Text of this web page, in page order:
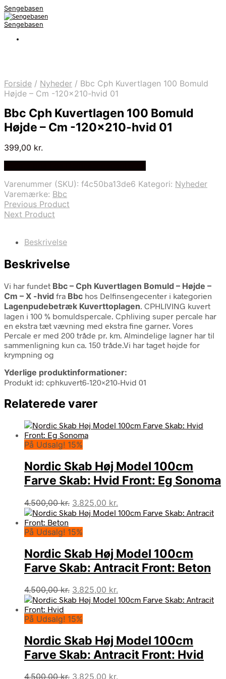
Sengebasen
Sengebasen
Forside / Nyheder / Bbc Cph Kuvertlagen 100 Bomuld
Højde – Cm -120×210-hvid 01
Bbc Cph Kuvertlagen 100 Bomuld
Højde – Cm -120×210-hvid 01
399,00 kr.
Varenummer (SKU): f4c50ba13de6 Kategori: Nyheder
Varemærke: Bbc
Previous Product
Next Product
Beskrivelse
Beskrivelse
Vi har fundet Bbc – Cph Kuvertlagen Bomuld – Højde –
Cm – X -hvid fra Bbc hos Delfinsengecenter i kategorien
Lagenpudebetræk Kuverttoplagen. CPHLIVING kuvert
lagen i 100 % bomuldspercale. Cphliving super percale har
en ekstra tæt vævning med ekstra fine garner. Vores
Percale er med 200 tråde pr. km. Almindelige lagner har til
sammenligning kun ca. 150 tråde.Vi har taget højde for
krympning og
Yderlige produktinformationer:
Produkt id: cphkuvert6-120×210-Hvid 01
Relaterede varer
På Udsalg! 15%
Nordic Skab Høj Model 100cm
Farve Skab: Hvid Front: Eg Sonoma
4.500,00kr. Den
oprindelige
var:
3.825,00 kr.
aktuelle
På Udsalg! 15%
Nordic Skab Høj Model 100cm
Farve Skab: Antracit Front: Beton
4.500,00kr. Den
oprindelige
var:
3.825,00 kr.
aktuelle
På Udsalg! 15%
Nordic Skab Høj Model 100cm
Farve Skab: Antracit Front: Hvid
4.500,00kr. Den
3.825,00 kr.